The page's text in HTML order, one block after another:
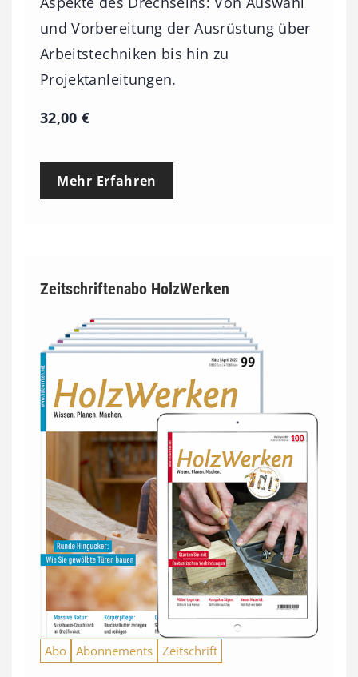
und Vorbereitung der Ausrüstung über
Arbeitstechniken bis hin zu
Projektanleitungen.
32,00€
Mehr Erfahren
Zeitschriftenabo HolzWerken
Abo Abonnements Zeitschrift